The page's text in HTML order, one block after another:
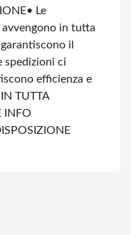
• Le
in tutta
il
spedizioni ci
efficienza e
TUTTA
INFO